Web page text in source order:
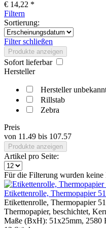
€ 14,22 *
Filtern
Sortierung:
Filter schließen
Produkte anzeigen
Sofort lieferbar
Hersteller
Hersteller
Rillstab
Zebra
Preis
von 11.49 bis 107.57
Produkte anzeigen
Artikel pro Seite:
Für die Filterung wurden keine
Etikettenrolle, Thermopapier
Etikettenrolle, Thermopapier
Thermopapier, beschichtet,
Maße (BxH): 51x25mm, 2580